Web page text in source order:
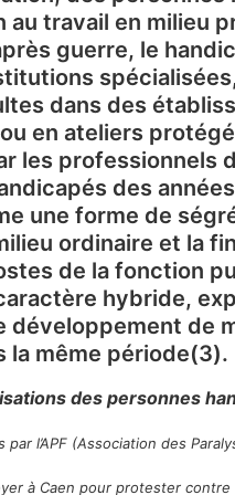
au travail en milieu
guerre, le
dans des
en ateliers
les professionnels
des
une forme de
ordinaire et la
de la fonction
hybride,
développement de
la même période(3).
des personnes
l’APF (Association des
à Caen pour protester